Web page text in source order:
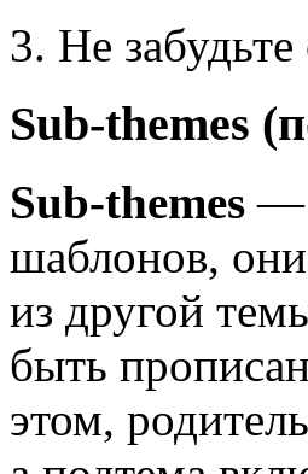
3. Не
Sub-themes
Sub-themes —
шаблонов,
из другой
быть
этом,